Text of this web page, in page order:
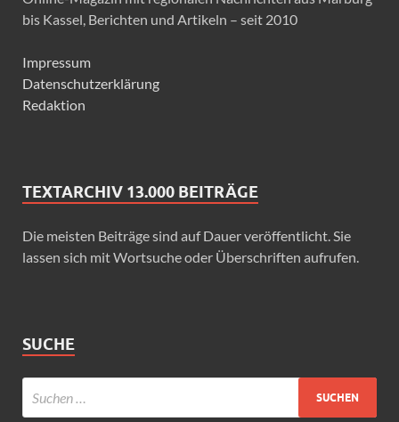
bis Kassel, Berichten und Artikeln – seit 2010
Impressum
Datenschutzerklärung
Redaktion
TEXTARCHIV 13.000 BEITRÄGE
Die meisten Beiträge sind auf Dauer veröffentlicht. Sie
lassen sich mit Wortsuche oder Überschriften aufrufen.
SUCHE